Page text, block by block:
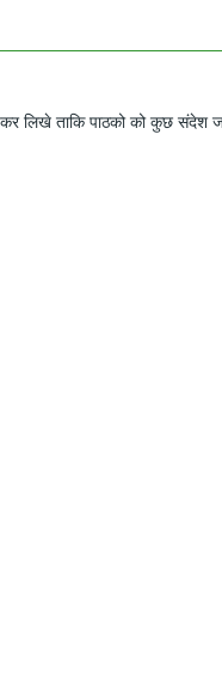
लिखे ताकि पाठको को कुछ संदेश